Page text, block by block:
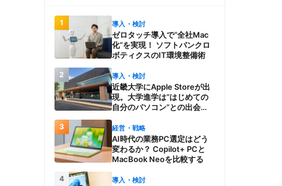
1 導入・検討
ゼロタッチ導入で“全社Mac
化”を実現！ ソフトバンクロ
ボティクスのIT環境整備術
2 導入・検討
近畿大学にApple Storeが出
現。大学進学は“はじめての
自分のパソコン”との出会
楽しさを、夏のオープンキャ
ンパスでアピール
3 経営・戦略
AI時代の業務PC選定はどう
変わるか？ Copilot+ PCと
MacBook Neoを比較する
4 導入・検討